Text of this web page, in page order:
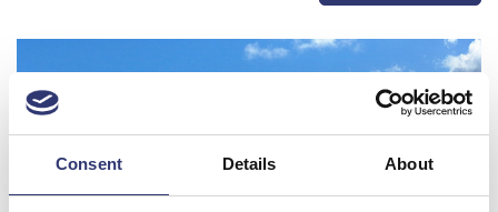
Consent Details About